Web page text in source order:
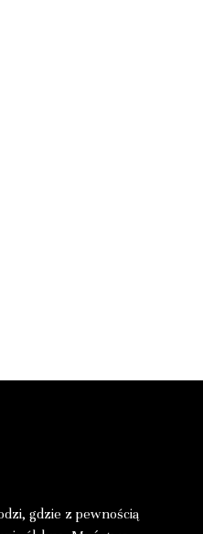
gdzie z pewnością